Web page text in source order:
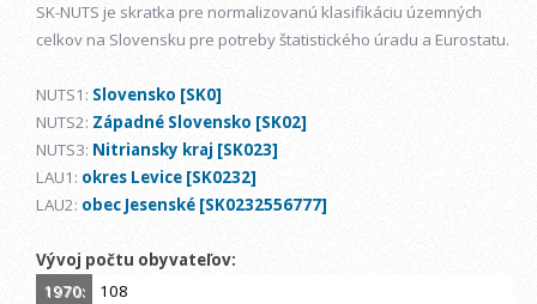
SK-NUTS je skratka pre normalizovanú klasifikáciu územných
celkov na Slovensku pre potreby štatistického úradu a Eurostatu.
NUTS1: Slovensko [SK0]
NUTS2: Západné Slovensko [SK02]
NUTS3: Nitriansky kraj [SK023]
LAU1: okres Levice [SK0232]
LAU2: obec Jesenské [SK0232556777]
Vývoj počtu obyvateľov:
1970:
108